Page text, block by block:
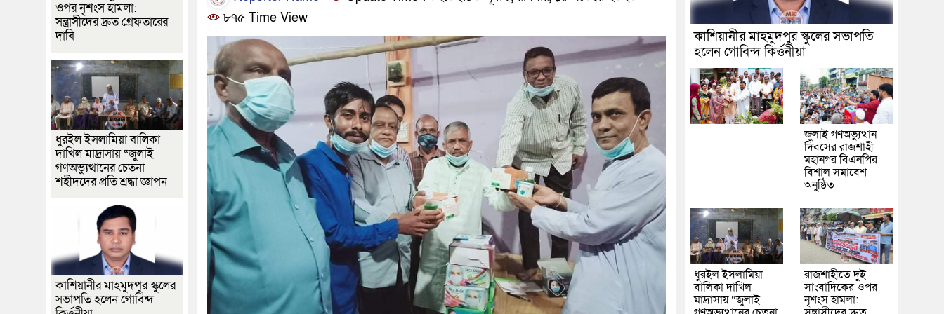
৮৭৫ Time View
ওপর নৃশংস হামলা:
সন্ত্রাসীদের দ্রুত গ্রেফতারের
দাবি
ধুরইল ইসলামিয়া বালিকা
দাখিল মাদ্রাসায় “জুলাই
গণঅভ্যুত্থানের চেতনা
শহীদদের প্রতি শ্রদ্ধা জ্ঞাপন
কাশিয়ানীর মাহমুদপুর স্কুলের
সভাপতি হলেন গোবিন্দ
কাশিয়ানীর মাহমুদপুর স্কুলের সভাপতি
হলেন গোবিন্দ কির্ত্তনীয়া
জুলাই গণঅভ্যুত্থান
দিবসের রাজশাহী
মহানগর বিএনপির
বিশাল সমাবেশ
অনুষ্ঠিত
ধুরইল ইসলামিয়া
বালিকা দাখিল
মাদ্রাসায় “জুলাই
রাজশাহীতে দুই
সাংবাদিকের ওপর
নৃশংস হামলা: